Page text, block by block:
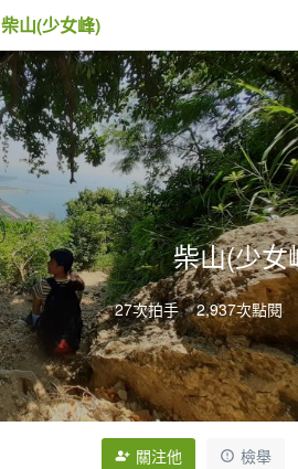
柴山(少女峰)
柴山(少女
27次拍手 2,937次點閱
關注他 檢舉